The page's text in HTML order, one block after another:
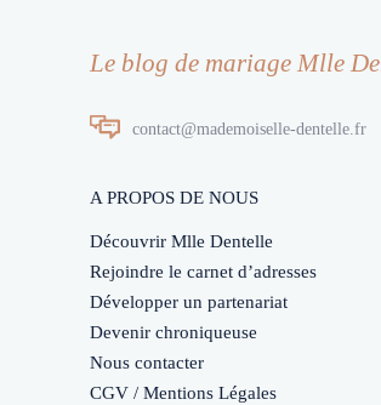
Le blog de mariage Mlle
contact@mademoiselle-dentelle.fr
A PROPOS DE NOUS
Découvrir Mlle Dentelle
Rejoindre le carnet d’adresses
Développer un partenariat
Devenir chroniqueuse
Nous contacter
CGV / Mentions Légales